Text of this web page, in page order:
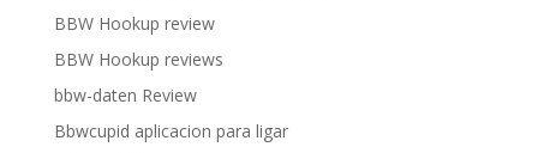
BBW Hookup review
BBW Hookup reviews
bbw-daten Review
Bbwcupid aplicacion para ligar